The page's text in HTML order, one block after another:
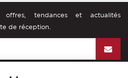
offres, tendances et actualités
de réception.